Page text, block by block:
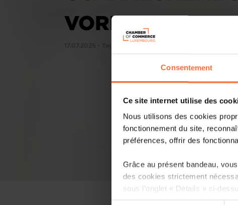
Consentement
Ce site internet utilise des
Nous utilisons des cookies
fonctionnement du site,
préférences, offrir des
Grâce au présent bandeau,
des cookies strictement
sous l’onglet « Détails » ci-
VORREITER IN